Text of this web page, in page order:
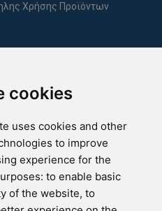
cookies
uses cookies and other
to improve
experience for the
to enable basic
of the website, to
Χρήσης Προϊόντων
INDEX
σας. Κάντε το τεστ εδώ!